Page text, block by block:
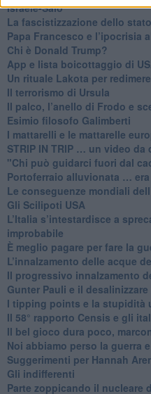
Israele-Salò
​La fascistizzazione dello
Papa Francesco e l’ipocrisia
​Chi è Donald Trump?
App e lista boicottaggio di
​Un rituale Lakota per
Il terrorismo di Ursula
​Il palco, l’anello di Frodo e
Esimio filosofo Galimberti
​I mattarelli e le mattarelle
​STRIP IN TRIP … un video da
"Chi può guidarci fuori dal
​Portoferraio alluvionata …
Le conseguenze mondiali
​Gli Scilipoti USA
L’Italia s’intestardisce a
improbabile
È meglio pagare per fare la
​L’innalzamento delle acque
​Il progressivo innalzamento
​Gunter Pauli e il
I tipping points e la stupidità
​Il 58° rapporto Censis e gli
​Il bel gioco dura poco,
Noi abbiamo perso la guerra
Suggerimenti per Hannah
​Gli indifferenti
Parte zoppicando il nucleare